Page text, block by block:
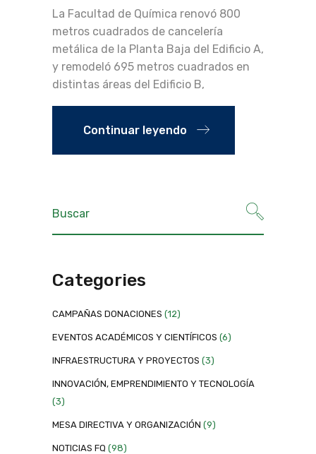
La Facultad de Química renovó 800
metros cuadrados de cancelería
metálica de la Planta Baja del Edificio A,
y remodeló 695 metros cuadrados en
distintas áreas del Edificio B,
Continuar leyendo
Categories
CAMPAÑAS DONACIONES (12)
EVENTOS ACADÉMICOS Y CIENTÍFICOS (6)
INFRAESTRUCTURA Y PROYECTOS (3)
INNOVACIÓN, EMPRENDIMIENTO Y TECNOLOGÍA
(3)
MESA DIRECTIVA Y ORGANIZACIÓN (9)
NOTICIAS FQ (98)